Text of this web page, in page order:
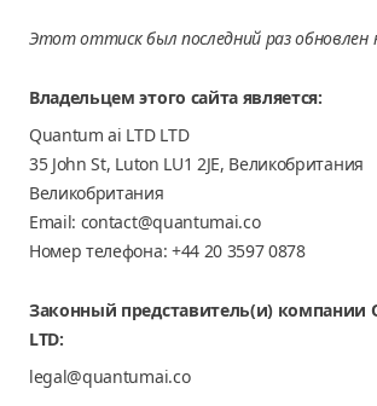
Этот оттиск был последний раз обновлен
Владельцем этого сайта является:
Quantum ai LTD LTD
35 John St, Luton LU1 2JE, Великобритания
Великобритания
Email: contact@quantumai.co
Номер телефона: +44 20 3597 0878
Законный представитель(и) компании
LTD:
legal@quantumai.co